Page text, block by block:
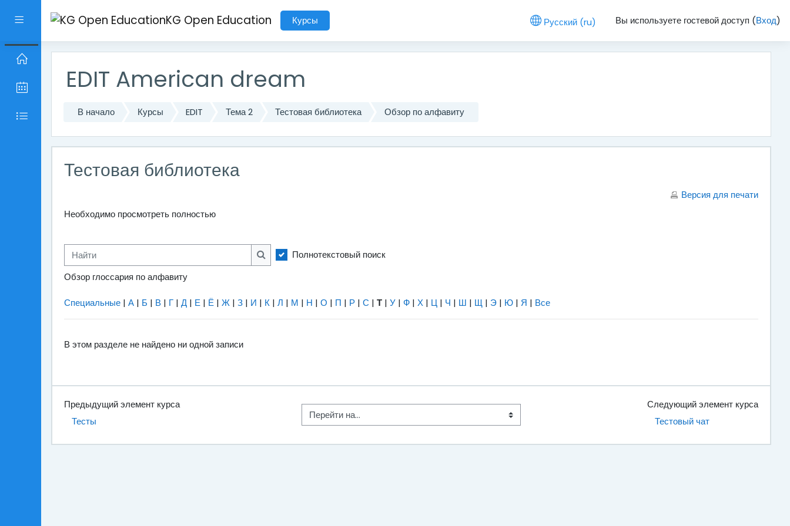
Боковая панель KG Open Education Курсы Русский ‎(ru)‎ Вы используете гостевой доступ (Вход)
EDIT American dream
В начало Курсы EDIT Тема 2 Тестовая библиотека Обзор по алфавиту
Тестовая библиотека
Версия для печати
Необходимо просмотреть полностью
Найти
Найти
Полнотекстовый поиск
Обзор глоссария по алфавиту
Специальные | А | Б | В | Г | Д | Е | Ё | Ж | З | И | К | Л | М | Н | О | П | Р | С | Т | У | Ф | Х | Ц | Ч | Ш | Щ | Э | Ю | Я | Все
В этом разделе не найдено ни одной записи
Предыдущий элемент курса
Тесты
Перейти на...
Следующий элемент курса
Тестовый чат